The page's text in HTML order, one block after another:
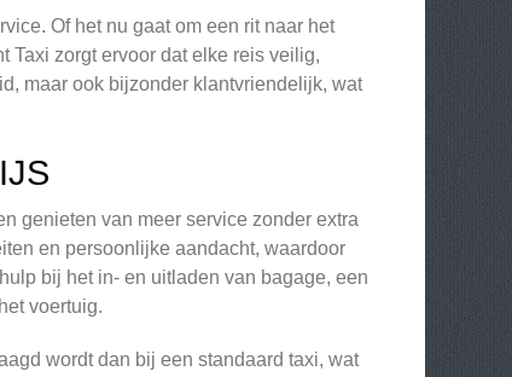
Of het nu gaat om een rit naar het
Taxi zorgt ervoor dat elke reis veilig,
maar ook bijzonder klantvriendelijk, wat
genieten van meer service zonder extra
en persoonlijke aandacht, waardoor
bij het in- en uitladen van bagage, een
voertuig.
wordt dan bij een standaard taxi, wat